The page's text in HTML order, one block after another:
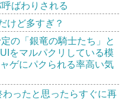
ばわりされる
けど多すぎ？
の「銀竜の騎士たち」と
をマルパクリしている模
ゲにパクられる率高い気
わったと思ったらすぐに再